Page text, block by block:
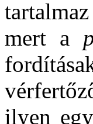
mert a
ilyen